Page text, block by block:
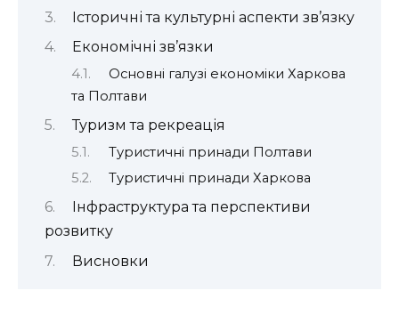
Історичні та культурні аспекти зв’язку
Економічні зв’язки
Основні галузі економіки Харкова
та Полтави
Туризм та рекреація
Туристичні принади Полтави
Туристичні принади Харкова
Інфраструктура та перспективи
розвитку
Висновки